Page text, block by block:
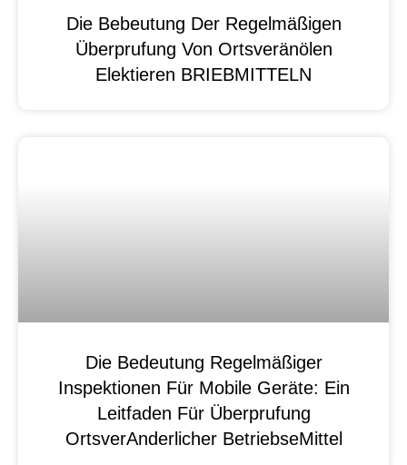
Die Bebeutung Der Regelmäßigen
Überprufung Von Ortsveränölen
Elektieren BRIEBMITTELN
Die Bedeutung Regelmäßiger
Inspektionen Für Mobile Geräte: Ein
Leitfaden Für Überprufung
OrtsverAnderlicher BetriebseMittel